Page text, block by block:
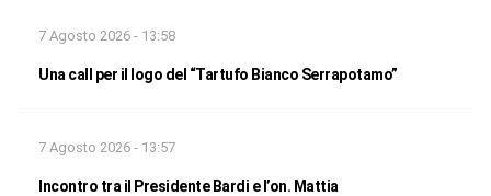
7 Agosto 2026 - 13:58
Una call per il logo del “Tartufo Bianco Serrapotamo”
7 Agosto 2026 - 13:57
Incontro tra il Presidente Bardi e l’on. Mattia